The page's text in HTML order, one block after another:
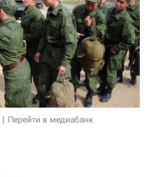
Перейти в медиабанк